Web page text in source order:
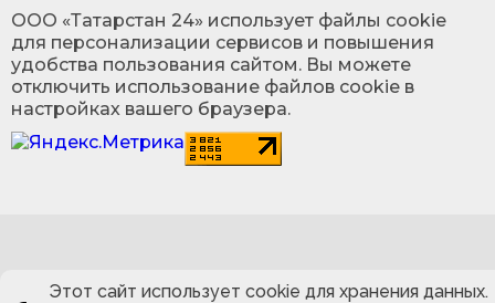
ООО «Татарстан 24» использует файлы cookie
для персонализации сервисов и повышения
удобства пользования сайтом. Вы можете
отключить использование файлов cookie в
настройках вашего браузера.
Этот сайт использует cookie для хранения данных.